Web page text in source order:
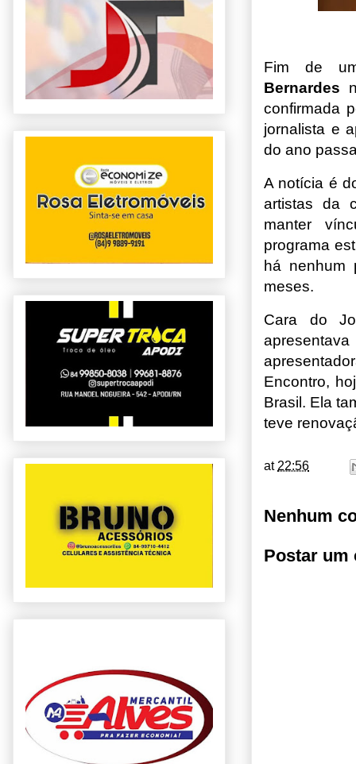
Fim de
Bernardes
confirmada
jornalista e
do ano
A notícia é
artistas da
manter
programa
há nenhum
meses.
Cara do
Encontro,
Brasil. Ela
teve
at 22:56
Nenhum
Postar um